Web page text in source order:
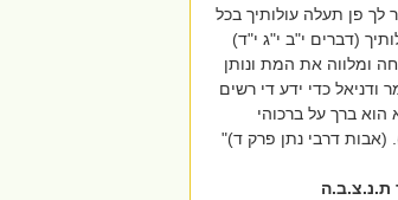
פן תעלה עולותיך בכל
(דברים י"ב י"ג י"ד)
ומלווה את המת ונותן
כדי ידע די רשים
הוא ברך על ברכוהי
(אבות דרבי נתן פרק ד)"
ת.נ.צ.ב.ה